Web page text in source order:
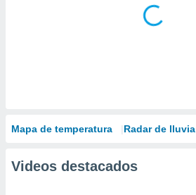
Mapa de temperatura Radar de lluvia
Videos destacados